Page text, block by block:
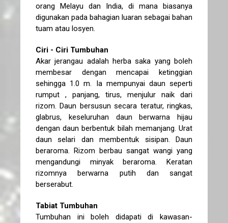
orang Melayu dan India, di mana biasanya
digunakan pada bahagian luaran sebagai bahan
tuam atau losyen.
Ciri - Ciri Tumbuhan
Akar jerangau adalah herba saka yang boleh
membesar dengan mencapai ketinggian
sehingga 1.0 m. Ia mempunyai daun seperti
rumput , panjang, tirus, menjulur naik dari
rizom. Daun bersusun secara teratur, ringkas,
glabrus, keseluruhan daun berwarna hijau
dengan daun berbentuk bilah memanjang. Urat
daun selari dan membentuk sisipan. Daun
beraroma. Rizom berbau sangat wangi yang
mengandungi minyak beraroma. Keratan
rizomnya berwarna putih dan sangat
berserabut.
Tabiat Tumbuhan
Tumbuhan ini boleh didapati di kawasan-